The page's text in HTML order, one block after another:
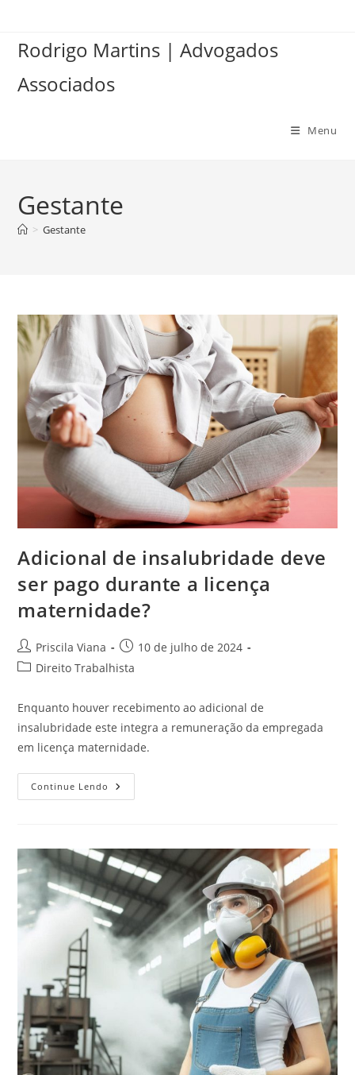
Rodrigo Martins | Advogados
Associados
Menu
Gestante
> Gestante
Adicional de insalubridade deve
ser pago durante a licença
maternidade?
Autor
do
Priscila Viana
Post
publicado:
10 de julho de 2024
Categoria
Direito Trabalhista
Enquanto houver recebimento ao adicional de
insalubridade este integra a remuneração da empregada
em licença maternidade.
Continue Lendo Adicional
De
Durante
A
Licença
Maternidade?